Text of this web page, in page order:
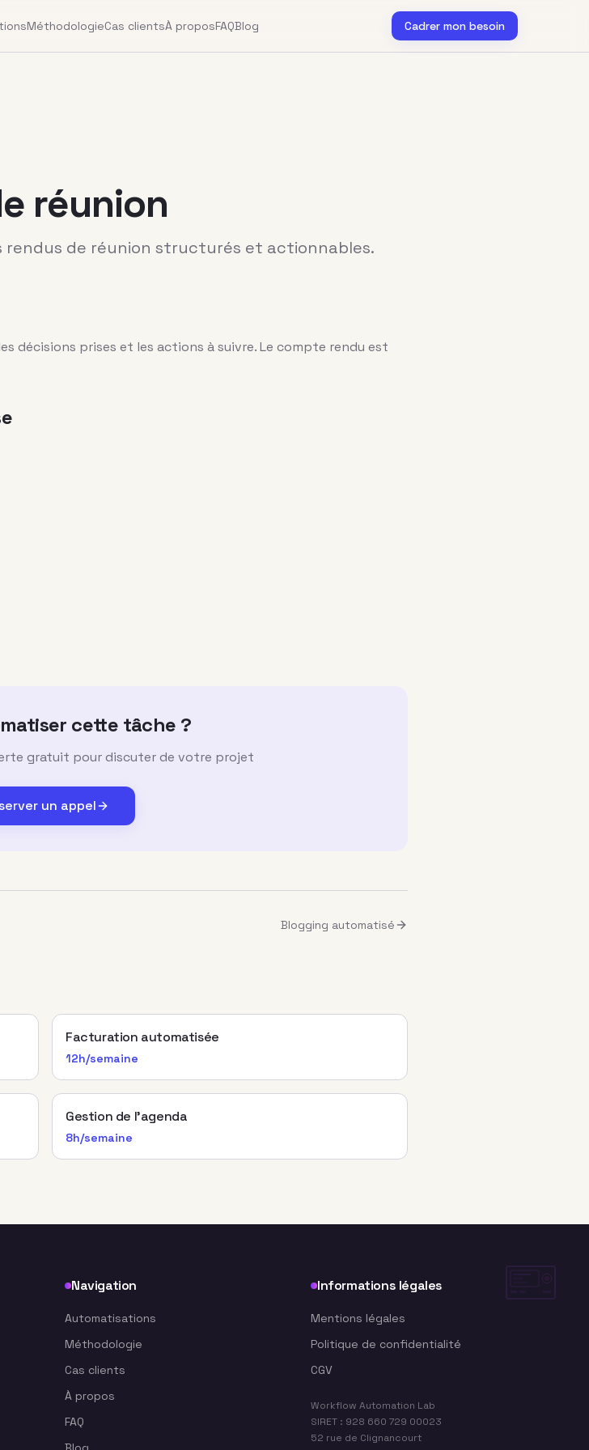
MéthodologieCas clientsÀ proposFAQBlog Cadrer mon besoin
réunion
de réunion structurés et actionnables.
décisions prises et les actions à suivre. Le compte rendu est
cette tâche ?
gratuit pour discuter de votre projet
un appel
Blogging automatisé
Facturation automatisée
12h/semaine
Gestion de l'agenda
8h/semaine
Navigation
Automatisations
Méthodologie
Cas clients
À propos
FAQ
Informations légales
Mentions légales
Politique de confidentialité
CGV
Workflow Automation Lab
SIRET : 928 660 729 00023
52 rue de Clignancourt